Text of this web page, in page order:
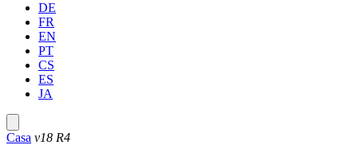
DE
FR
EN
PT
CS
ES
JA
Casa v18 R4